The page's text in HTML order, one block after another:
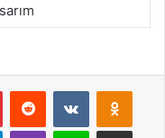
PinterestReddit VKontakte
TelegramViber Line E-Posta ile